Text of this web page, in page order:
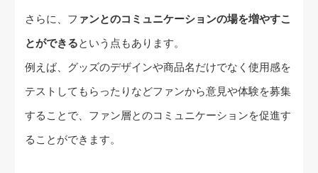
さらに、フ ァンとのコミュニケーションの場を増やすこ
とができるという点もあります。
例えば、グッズのデザインや商品名だけでなく使用感を
テストしてもらったりなどファンから意見や体験を募集
することで、ファン層とのコミュニケーションを促進す
ることができます。